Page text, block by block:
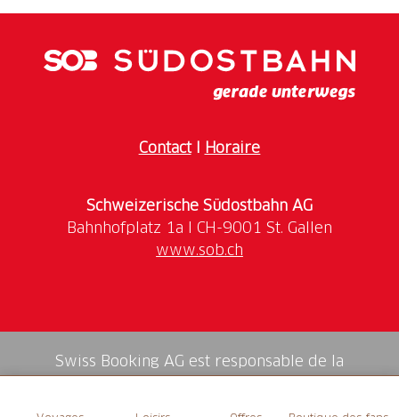
ContactI Horaire
Schweizerische Südostbahn AG
www.sob.ch
Swiss Booking AG est responsable de la